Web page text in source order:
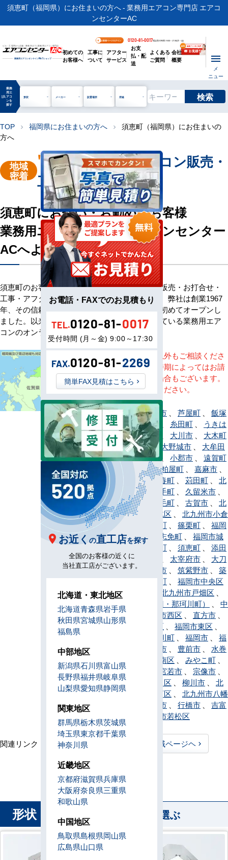
須恵町（福岡県）にお住まいの方へ - 業務用エアコン専門店 エアコ
ンセンターAC
ビル・工場用から店舗・事務所まで | 業務用エアコン専門店
業務用エアコンオンラインNo.1ショップ
お客様ページログイン 0120-81-0017電話受付時間 / 9:00～17:30(月～金)
初めての
お客様へ
工事に
ついて
アフター
サービス
お支
払・配
送
よくある
ご質問
会社
概要
メ
ニュー
manage_search
業務
用エ
アコ
ンを
探す
形状 メーカー 設置場所 用途 検索
TOP chevron_right 福岡県にお住まいの方へ chevron_right
須恵町（福岡県）にお住まいの
方へ
地域
密着
"須恵町"業務用エアコン販売・
工事を承ります
須恵町にお住い・お勤めのお客様
業務用エアコン専門店エアコンセンター
ACへようこそ
須恵町のお客様へ業務用エアコン・空調機器の販売・お打合せ・
工事・アフターサービスまで一貫して承ります。弊社は創業1967
年、その信頼を基に空調のネット販売を日本で初めてオープンし
ました。以来、皆様にご信頼・ご愛顧いただいている業務用エア
コンのオンラインショップです。
※記載地域以外もご相談くださ
い。地域・時期によってはお請
けできない場合もございます。
直接ご相談ください。
赤村 、朝倉市 芦屋町
飯塚
、 糸島市 糸田町
うきは
市、宇美町 大川市
大木町
、大任町、 大野城市
大牟田
市、岡垣町 、 小郡市
遠賀町
、
春日市、粕屋町 嘉麻市
川崎町、香春町 苅田町
北
九州市、 鞍手町 久留米市
桂川町、 上毛町 古賀市
北
九州市小倉北区
北九州市小倉
南区
小竹町 篠栗町
福岡
市早良区
志免町
福岡市城
南区、新宮町 須恵町
添田
町、 太宰府市
大刀
洗町 、 筑後市 筑紫野市
築
上町、筑前町
福岡市中央区
、
北九州市戸畑区
那珂川市（旧・那珂川町）
中
間市
福岡市西区 直方市
福岡市博多区
福岡市東区
広川町 福岡市
福
福津市 豊前市
水巻
福岡市南区 みやこ町
みやま市
宮若市 宗像市
北九州市門司区
柳川市
北
九州市八幡西区
北九州市八幡
八女市 行橋市
吉富
北九州市若松区
関連リンク： TOPページヘ
福岡県全域ページヘ
福岡県直工店所在地
形状 から業務用エアコンを選ぶ
お電話・FAXでのお見積もり
TEL.0120-81-0017
受付時間 (月～金) 9:00～17:30
FAX.0120-81-2269
簡単FAX見積はこちら
お近く の直工店を探す
全国のお客様の近くに
当社直工店がございます。
北海道・東北地区
北海道青森県岩手県
秋田県宮城県山形県
福島県
中部地区
新潟県石川県富山県
長野県福井県岐阜県
山梨県愛知県静岡県
関東地区
群馬県栃木県茨城県
埼玉県東京都千葉県
神奈川県
近畿地区
京都府滋賀県兵庫県
大阪府奈良県三重県
和歌山県
中国地区
鳥取県島根県岡山県
広島県山口県